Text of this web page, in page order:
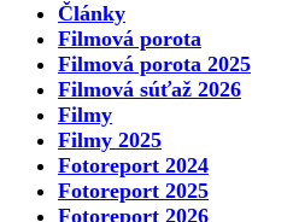
Články
Filmová porota
Filmová porota 2025
Filmová súťaž 2026
Filmy
Filmy 2025
Fotoreport 2024
Fotoreport 2025
Fotoreport 2026